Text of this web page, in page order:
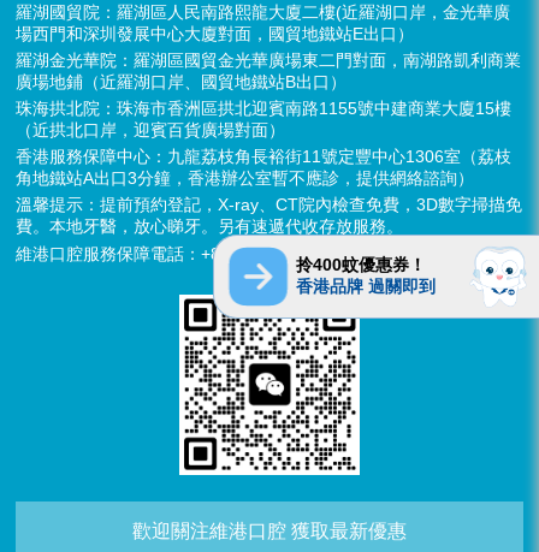
羅湖國貿院：羅湖區人民南路熙龍大廈二樓(近羅湖口岸，金光華廣
場西門和深圳發展中心大廈對面，國貿地鐵站E出口）
羅湖金光華院：羅湖區國貿金光華廣場東二門對面，南湖路凱利商業
廣場地鋪（近羅湖口岸、國貿地鐵站B出口）
珠海拱北院：珠海市香洲區拱北迎賓南路1155號中建商業大廈15樓
（近拱北口岸，迎賓百貨廣場對面）
香港服務保障中心：九龍荔枝角長裕街11號定豐中心1306室（荔枝
角地鐵站A出口3分鐘，香港辦公室暫不應診，提供網絡諮詢）
溫馨提示：提前預約登記，X-ray、CT院內檢查免費，3D數字掃描免
費。本地牙醫，放心睇牙。另有速遞代收存放服務。
維港口腔服務保障電話：+852 6637 2280
歡迎關注維港口腔 獲取最新優惠
拎400蚊優惠券！
香港品牌 過關即到